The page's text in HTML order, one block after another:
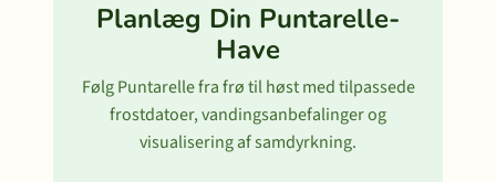
Planlæg Din Puntarelle-
Have
Følg Puntarelle fra frø til høst med tilpassede
frostdatoer, vandingsanbefalinger og
visualisering af samdyrkning.